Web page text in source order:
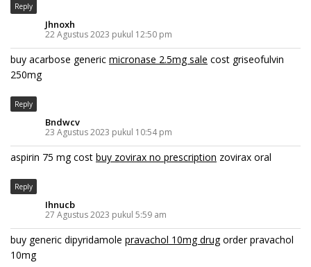
Reply
Jhnoxh
22 Agustus 2023 pukul 12:50 pm
buy acarbose generic micronase 2.5mg sale cost griseofulvin
250mg
Reply
Bndwcv
23 Agustus 2023 pukul 10:54 pm
aspirin 75 mg cost buy zovirax no prescription zovirax oral
Reply
Ihnucb
27 Agustus 2023 pukul 5:59 am
buy generic dipyridamole pravachol 10mg drugorder pravachol
10mg